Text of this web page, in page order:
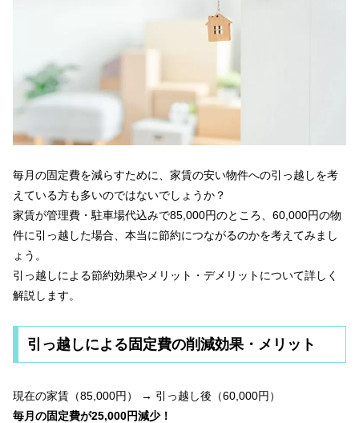
毎月の固定費を減らすために、家賃の安い物件への引っ越しを考
えている方も多いのではないでしょうか？
家賃が管理費・駐車場代込みで85,000円のところ、60,000円の物
件に引っ越した場合、本当に節約につながるのかを考えてみまし
ょう。
引っ越しによる節約効果やメリット・デメリットについて詳しく
解説します。
引っ越しによる固定費の削減効果・メリット
現在の家賃（85,000円） → 引っ越し後（60,000円）
毎月の固定費が25,000円減少！